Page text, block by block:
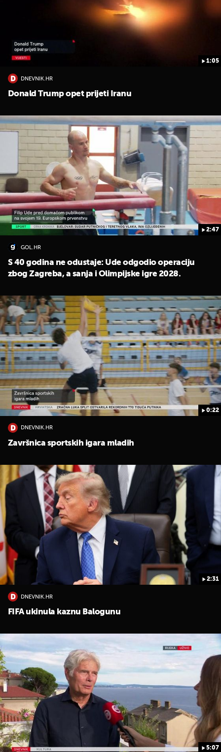
1:05
DNEVNIK.HR
Donald Trump opet prijeti Iranu
2:47
GOL.HR
S 40 godina ne odustaje: Ude odgodio operaciju
zbog Zagreba, a sanja i Olimpijske igre 2028.
0:22
DNEVNIK.HR
Završnica sportskih igara mladih
2:31
DNEVNIK.HR
FIFA ukinula kaznu Balogunu
5:07
UKLJUČITE NOTIFIKACIJE